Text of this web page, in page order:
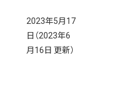
2023年5月17
日 （2023年6
月16日 更新）